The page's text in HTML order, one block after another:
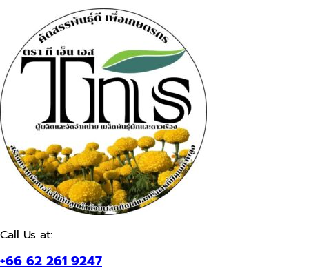
Call Us at:
+66 62 261 9247